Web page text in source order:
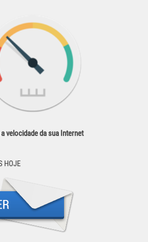
velocidade da sua Internet
HOJE